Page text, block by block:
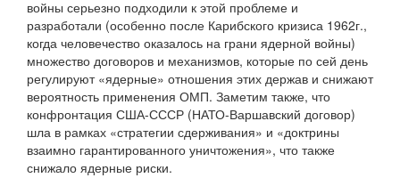
войны серьезно подходили к этой проблеме и
разработали (особенно после Карибского кризиса 1962г.,
когда человечество оказалось на грани ядерной войны)
множество договоров и механизмов, которые по сей день
регулируют «ядерные» отношения этих держав и снижают
вероятность применения ОМП. Заметим также, что
конфронтация США-СССР (НАТО-Варшавский договор)
шла в рамках «стратегии сдерживания» и «доктрины
взаимно гарантированного уничтожения», что также
снижало ядерные риски.